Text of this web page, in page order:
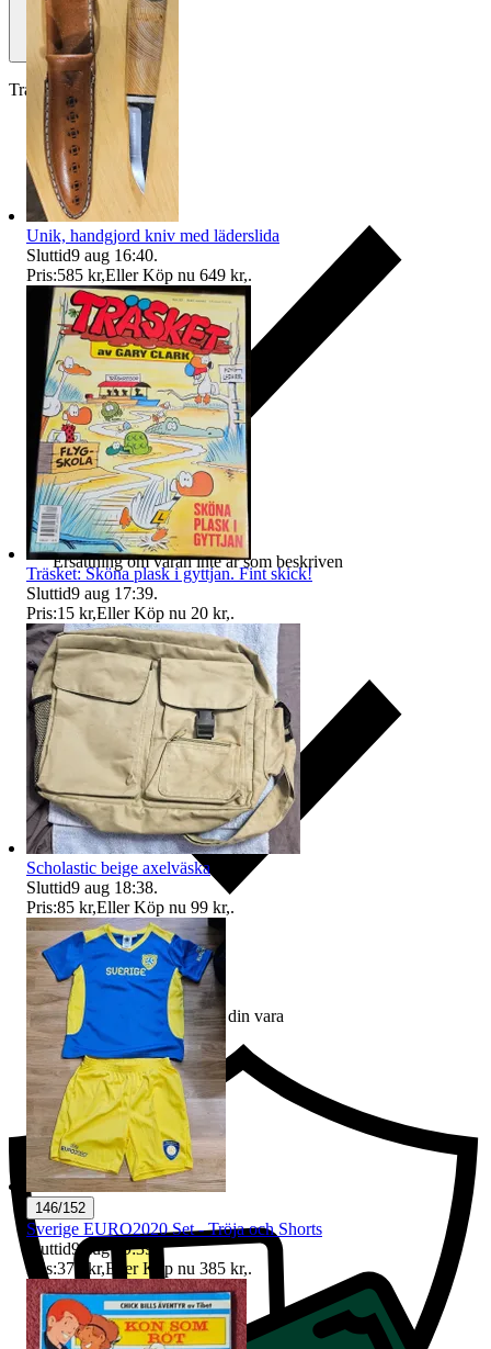
Traderas köparskydd
Ersättning om varan inte är som beskriven
Ersättning om du inte får din vara
Unik, handgjord kniv med läderslida
Sluttid9 aug 16:40.
Pris:585 kr,Eller Köp nu 649 kr,.
Träsket: Sköna plask i gyttjan. Fint skick!
Sluttid9 aug 17:39.
Pris:15 kr,Eller Köp nu 20 kr,.
Scholastic beige axelväska
Sluttid9 aug 18:38.
Pris:85 kr,Eller Köp nu 99 kr,.
146/152
Sverige EURO2020 Set - Tröja och Shorts
Sluttid9 aug 19:39
Pris:375 kr,Eller Köp nu 385 kr,.